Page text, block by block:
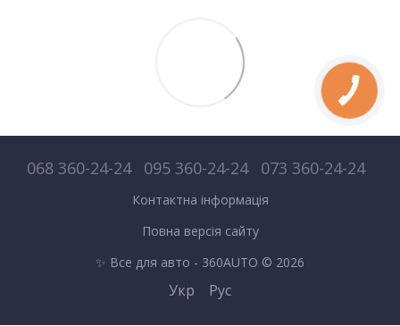
068 360-24-24 095 360-24-24 073 360-24-24
Контактна інформація
Повна версія сайту
✨ Все для авто - 360AUTO © 2026
Укр Рус